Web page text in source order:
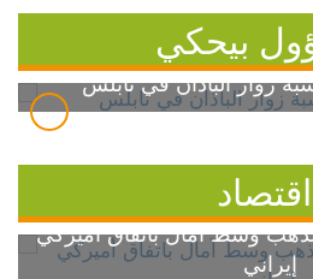
بيحكي
زوار الباذان في نابلس
اقتصاد
وسط آمال باتفاق أميركي
إيراني